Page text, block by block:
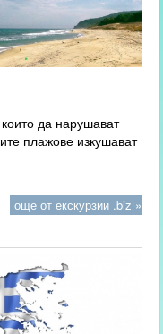
да нарушават
плажове изкушават
още от екскурзии .biz »